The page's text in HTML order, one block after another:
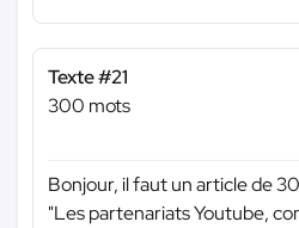
Texte #21
300 mots
Bonjour, il faut un article de
"Les partenariats Youtube,